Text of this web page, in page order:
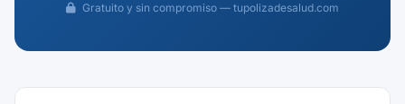
Gratuito y sin compromiso — tupolizadesalud.com